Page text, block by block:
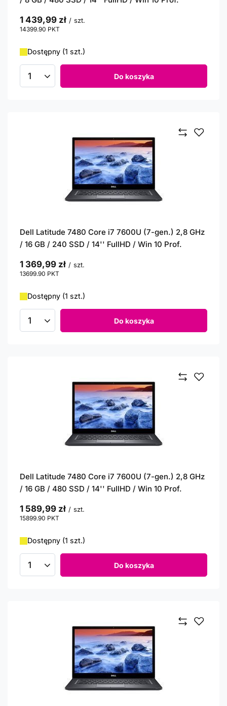
1 439,99 zł / szt.
14399.90 PKT
Dostępny (1 szt.)
Ilość produktów Do koszyka
Dell Latitude 7480 Core i7 7600U (7-gen.) 2,8 GHz
/ 16 GB / 240 SSD / 14'' FullHD / Win 10 Prof.
1 369,99 zł / szt.
13699.90 PKT
Dostępny (1 szt.)
Ilość produktów Do koszyka
Dell Latitude 7480 Core i7 7600U (7-gen.) 2,8 GHz
/ 16 GB / 480 SSD / 14'' FullHD / Win 10 Prof.
1 589,99 zł / szt.
15899.90 PKT
Dostępny (1 szt.)
Ilość produktów Do koszyka